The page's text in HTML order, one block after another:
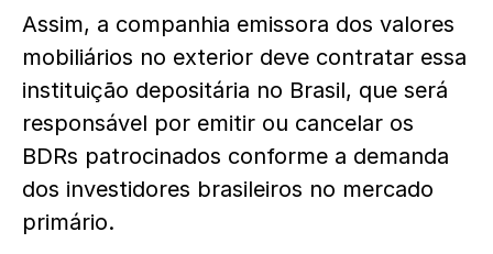
Assim, a companhia emissora dos valores
mobiliários no exterior deve contratar essa
instituição depositária no Brasil, que será
responsável por emitir ou cancelar os
BDRs patrocinados conforme a demanda
dos investidores brasileiros no mercado
primário.